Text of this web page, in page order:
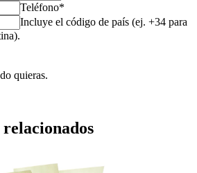
Teléfono*
Incluye el código de país (ej. +34 para
quieras.